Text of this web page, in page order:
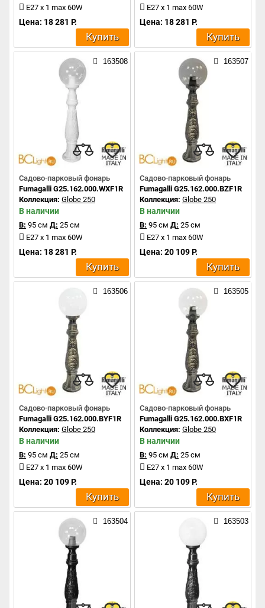
E27 x 1 max 60W
Цена: 18 281 Р.
Купить
E27 x 1 max 60W
Цена: 18 281 Р.
Купить
163508
Садово-парковый фонарь
Fumagalli G25.162.000.WXF1R
Коллекция: Globe 250
В наличии
В: 95 см Д: 25 см
E27 x 1 max 60W
Цена: 18 281 Р.
Купить
163507
Садово-парковый фонарь
Fumagalli G25.162.000.BZF1R
Коллекция: Globe 250
В наличии
В: 95 см Д: 25 см
E27 x 1 max 60W
Цена: 20 109 Р.
Купить
163506
Садово-парковый фонарь
Fumagalli G25.162.000.BYF1R
Коллекция: Globe 250
В наличии
В: 95 см Д: 25 см
E27 x 1 max 60W
Цена: 20 109 Р.
Купить
163505
Садово-парковый фонарь
Fumagalli G25.162.000.BXF1R
Коллекция: Globe 250
В наличии
В: 95 см Д: 25 см
E27 x 1 max 60W
Цена: 20 109 Р.
Купить
163504 163503